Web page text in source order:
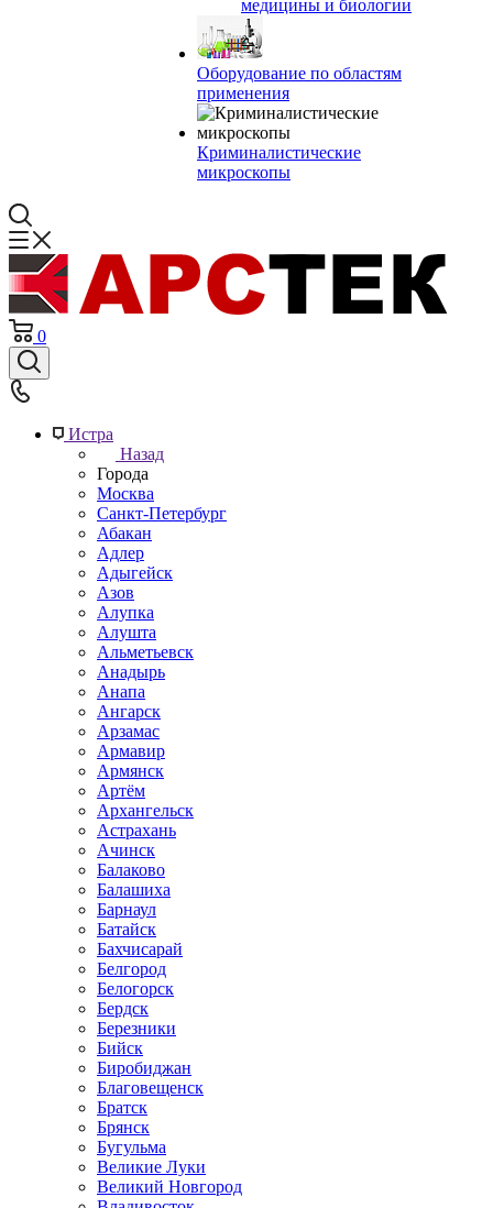
медицины и биологии
Оборудование по областям
применения
Криминалистические
микроскопы
0
Истра
Назад
Города
Москва
Санкт-Петербург
Абакан
Адлер
Адыгейск
Азов
Алупка
Алушта
Альметьевск
Анадырь
Анапа
Ангарск
Арзамас
Армавир
Армянск
Артём
Архангельск
Астрахань
Ачинск
Балаково
Балашиха
Барнаул
Батайск
Бахчисарай
Белгород
Белогорск
Бердск
Березники
Бийск
Биробиджан
Благовещенск
Братск
Брянск
Бугульма
Великие Луки
Великий Новгород